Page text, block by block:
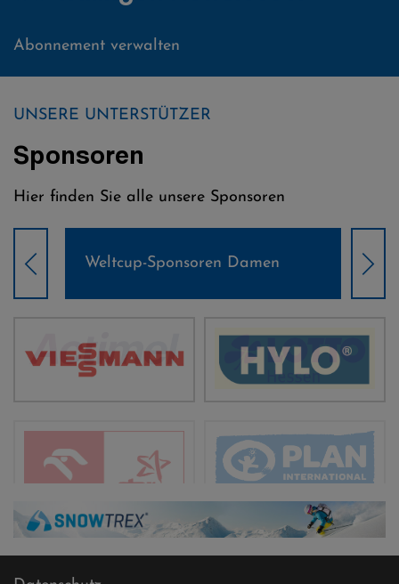
Abonnement verwalten
UNSERE UNTERSTÜTZER
Sponsoren
Hier finden Sie alle unsere Sponsoren
Weltcup-Sponsoren Damen